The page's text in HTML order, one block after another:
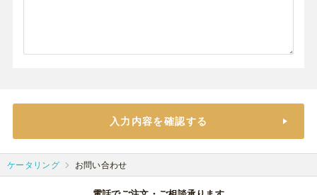
ケータリング お問い合わせ